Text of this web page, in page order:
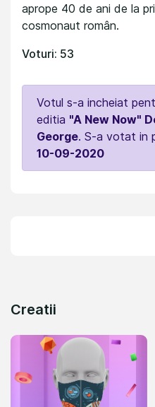
aprope 40 de ani de la
cosmonaut român.
Voturi: 53
Votul s-a incheiat
editia "A New Now"
George. S-a votat in
10-09-2020
Creatii